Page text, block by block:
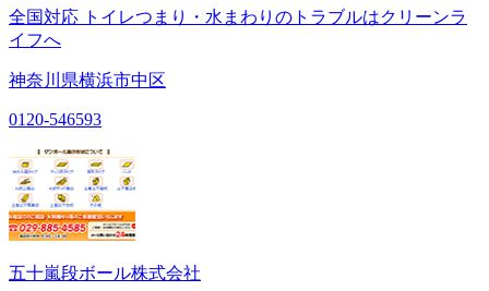
全国対応 トイレつまり・水まわりのトラブルはクリーンラ
イフへ
神奈川県横浜市中区
0120-546593
五十嵐段ボール株式会社